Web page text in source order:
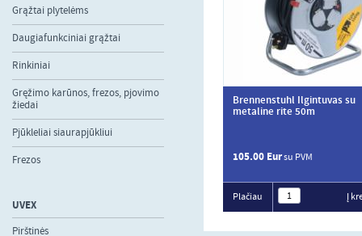
Grąžtai plytelėms
Daugiafunkciniai grąžtai
Rinkiniai
Gręžimo karūnos, frezos, pjovimo
žiedai
Pjūkleliai siaurapjūkliui
Frezos
UVEX
Pirštinės
Brennenstuhl Ilgintuvas su
metaline rite 50m
105.00 Eursu PVM
Plačiau Į